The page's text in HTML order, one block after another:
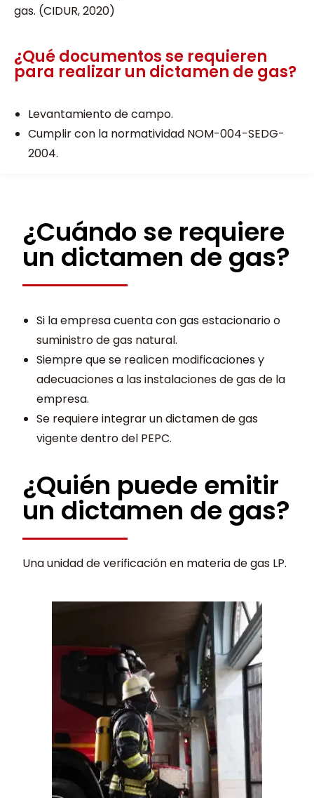
gas. (CIDUR, 2020)
¿Qué documentos se requieren
para realizar un dictamen de gas?
Levantamiento de campo.
Cumplir con la normatividad NOM-004-SEDG-
2004.
¿Cuándo se requiere
un dictamen de gas?
Si la empresa cuenta con gas estacionario o
suministro de gas natural.
Siempre que se realicen modificaciones y
adecuaciones a las instalaciones de gas de la
empresa.
Se requiere integrar un dictamen de gas
vigente dentro del PEPC.
¿Quién puede emitir
un dictamen de gas?
Una unidad de verificación en materia de gas LP.